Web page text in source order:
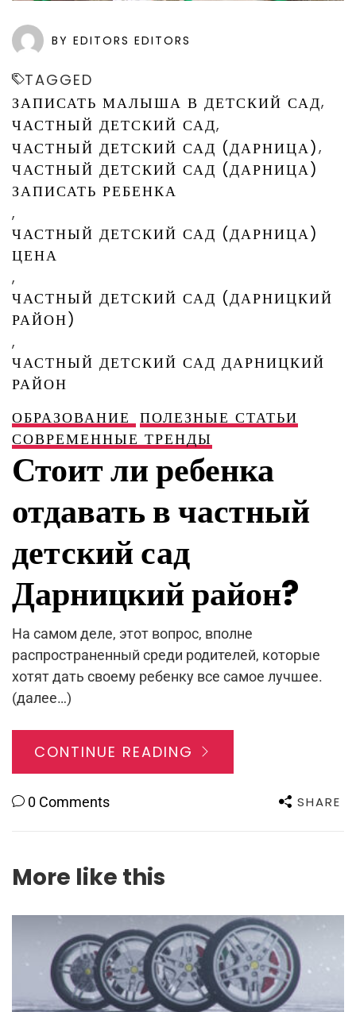
BY EDITORS EDITORS
TAGGED
ЗАПИСАТЬ МАЛЫША В ДЕТСКИЙ САД,
ЧАСТНЫЙ ДЕТСКИЙ САД,
ЧАСТНЫЙ ДЕТСКИЙ САД (ДАРНИЦА),
ЧАСТНЫЙ ДЕТСКИЙ САД (ДАРНИЦА)
ЗАПИСАТЬ РЕБЕНКА
,
ЧАСТНЫЙ ДЕТСКИЙ САД (ДАРНИЦА)
ЦЕНА
,
ЧАСТНЫЙ ДЕТСКИЙ САД (ДАРНИЦКИЙ
РАЙОН)
,
ЧАСТНЫЙ ДЕТСКИЙ САД ДАРНИЦКИЙ
РАЙОН
ОБРАЗОВАНИЕ ПОЛЕЗНЫЕ СТАТЬИ
СОВРЕМЕННЫЕ ТРЕНДЫ
Стоит ли ребенка
отдавать в частный
детский сад
Дарницкий район?
На самом деле, этот вопрос, вполне
распространенный среди родителей, которые
хотят дать своему ребенку все самое лучшее.
(далее…)
CONTINUE READING
0 Comments SHARE
More like this